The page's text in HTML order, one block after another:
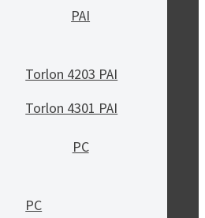
PAI
Torlon 4203 PAI
Torlon 4301 PAI
PC
PC